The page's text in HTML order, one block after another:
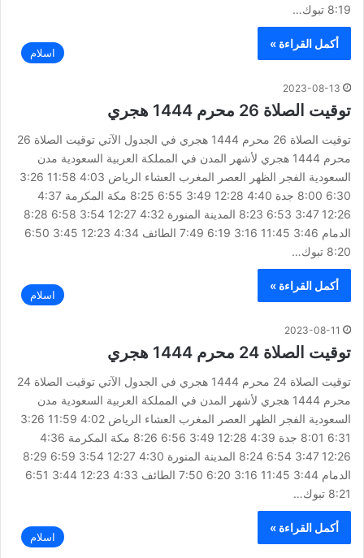
8:19 تبوك…
أكمل القراءة »
اسلام
2023-08-13
توقيت الصلاة 26 محرم 1444 هجري
توقيت الصلاة 26 محرم 1444 هجري في الجدول الآتي توقيت الصلاة 26
محرم 1444 هجري لأشهر المدن في المملكة العربية السعودية مدن
السعودية الفجر الظهر العصر المغرب العشاء الرياض 4:03 11:58 3:26
6:30 8:00 جدة 4:40 12:28 3:49 6:55 8:25 مكة المكرمة 4:37
12:26 3:47 6:53 8:23 المدينة المنورة 4:32 12:27 3:54 6:58 8:28
الدمام 3:46 11:45 3:16 6:19 7:49 الطائف 4:34 12:23 3:45 6:50
8:20 تبوك…
أكمل القراءة »
اسلام
2023-08-11
توقيت الصلاة 24 محرم 1444 هجري
توقيت الصلاة 24 محرم 1444 هجري في الجدول الآتي توقيت الصلاة 24
محرم 1444 هجري لأشهر المدن في المملكة العربية السعودية مدن
السعودية الفجر الظهر العصر المغرب العشاء الرياض 4:02 11:59 3:26
6:31 8:01 جدة 4:39 12:28 3:49 6:56 8:26 مكة المكرمة 4:36
12:26 3:47 6:54 8:24 المدينة المنورة 4:30 12:27 3:54 6:59 8:29
الدمام 3:44 11:45 3:16 6:20 7:50 الطائف 4:33 12:23 3:44 6:51
8:21 تبوك…
أكمل القراءة »
اسلام